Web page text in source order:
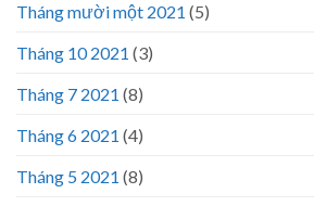
Tháng mười một 2021 (5)
Tháng 10 2021 (3)
Tháng 7 2021 (8)
Tháng 6 2021 (4)
Tháng 5 2021 (8)